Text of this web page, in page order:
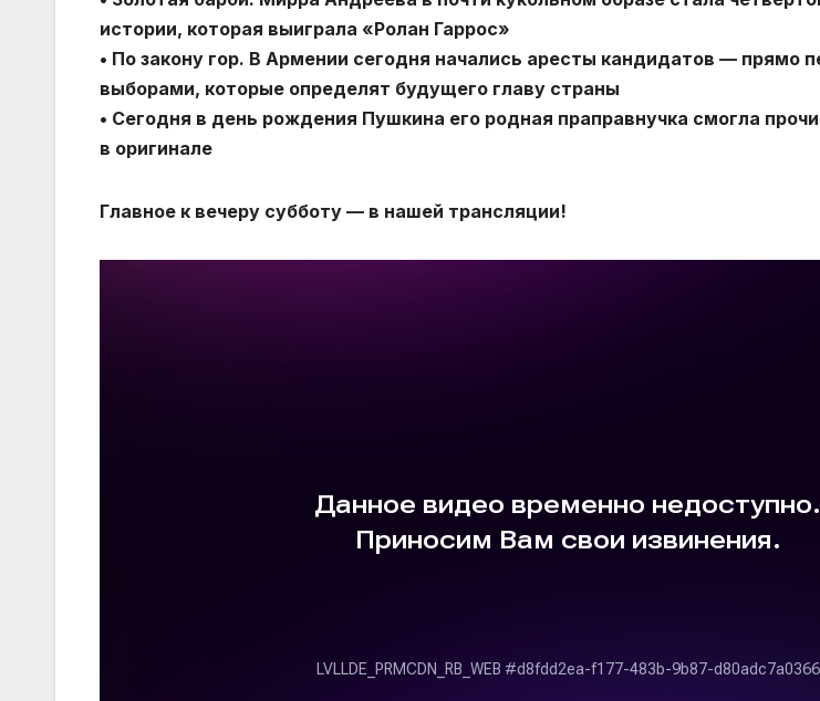
истории, которая выиграла «Ролан Гаррос»
• По закону гор. В Армении сегодня начались аресты кандидатов — прямо
выборами, которые определят будущего главу страны
• Сегодня в день рождения Пушкина его родная праправнучка смогла
в оригинале
Главное к вечеру субботу — в нашей трансляции!